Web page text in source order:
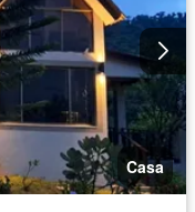
Casa